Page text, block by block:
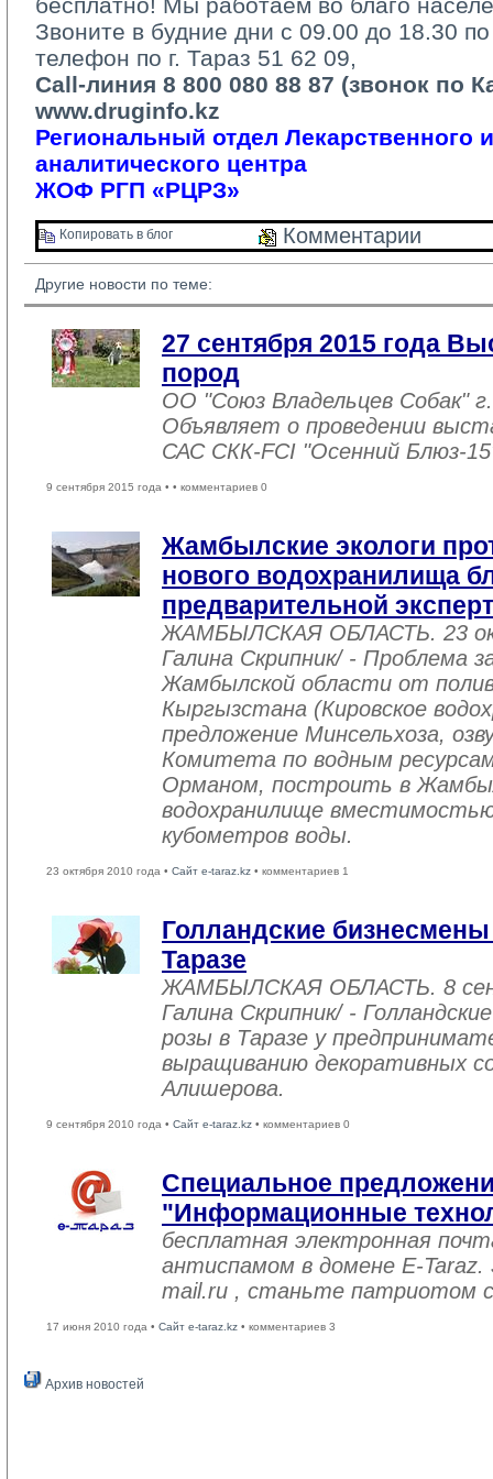
Звоните в будние дни с 09.00 до 18.30
телефон по г. Тараз 51 62 09,
Call-линия 8 800 080 88 87 (звонок по
www.druginfo.kz
Региональный отдел Лекарственного
аналитического центра
ЖОФ РГП «РЦРЗ»
Копировать в блог Комментарии
Другие новости по теме:
27 сентября 2015 года
пород
ОО "Союз Владельцев Собак"
Объявляет о проведении
САС СКК-FCI "Осенний Блюз-
9 сентября 2015 года • • комментариев 0
Жамбылские экологи
нового водохранилища
предварительной
ЖАМБЫЛСКАЯ ОБЛАСТЬ. 23
Галина Скрипник/ - Проблема
Жамбылской области от
Кыргызстана (Кировское
предложение Минсельхоза,
Комитета по водным
Орманом, построить в
водохранилище
кубометров воды.
23 октября 2010 года • Сайт e-taraz.kz • комментариев 1
Голландские
Таразе
ЖАМБЫЛСКАЯ ОБЛАСТЬ. 8
Галина Скрипник/ -
розы в Таразе у
выращиванию декоративных
Алишерова.
9 сентября 2010 года • Сайт e-taraz.kz • комментариев 0
Специальное
"Информационные
бесплатная электронная
антиспамом в домене E-Taraz.
mail.ru , станьте патриотом
17 июня 2010 года • Сайт e-taraz.kz • комментариев 3
Архив новостей